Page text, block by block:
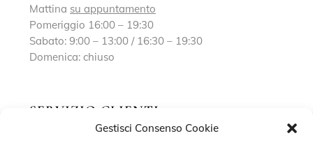
Gestisci Consenso Cookie
Mattina su appuntamento
Pomeriggio 16:00 – 19:30
Sabato: 9:00 – 13:00 / 16:30 – 19:30
Domenica: chiuso
SERVIZIO CLIENTI